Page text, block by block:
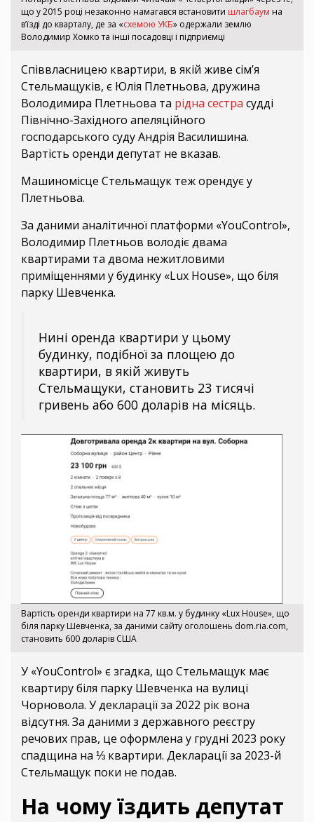
що у 2015 році незаконно намагався встановити шлагбаум на
в’їзді до кварталу, де за «схемою УКБ» одержали землю
Володимир Хомко та інші посадовці і підприємці
Співвласницею квартири, в якій живе сім’я
Стельмащуків, є Юлія Плетньова, дружина
Володимира Плетньова та рідна сестра судді
Північно-Західного апеляційного
господарського суду Андрія Василишина.
Вартість оренди депутат не вказав.
Машиномісце Стельмащук теж орендує у
Плетньова.
За даними аналітичної платформи «YouControl»,
Володимир Плетньов володіє двама
квартирами та двома нежитловими
приміщеннями у будинку «Lux House», що біля
парку Шевченка.
Нині оренда квартири у цьому
будинку, подібної за площею до
квартири, в якій живуть
Стельмащуки, становить 23 тисячі
гривень або 600 доларів на місяць.
Вартість оренди квартири на 77 кв.м. у будинку «Lux House», що
біля парку Шевченка, за даними сайту оголошень dom.ria.com,
становить 600 доларів США
У «YouControl» є згадка, що Стельмащук має
квартиру біля парку Шевченка на вулиці
Чорновола. У декларації за 2022 рік вона
відсутня. За даними з державного реєстру
речових прав, це оформлена у грудні 2023 року
спадщина на ⅓ квартири. Декларації за 2023-й
Стельмащук поки не подав.
На чому їздить депутат